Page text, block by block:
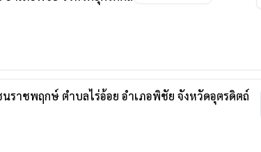
าชพฤกษ์ ตำบลไร่อ้อย อำเภอพิชัย จังหวัดอุตรดิตถ์